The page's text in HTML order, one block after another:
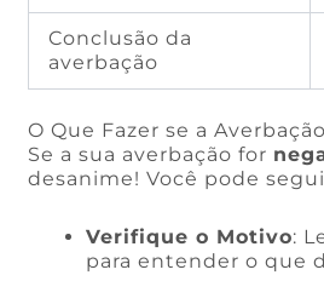
Conclusão da
averbação
O Que Fazer se a
Se a sua averbação for
desanime! Você pode
Verifique o Motivo:
para entender o que